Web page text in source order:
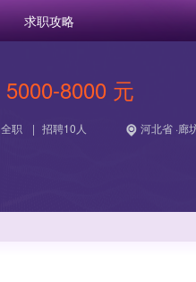
求职攻略
5000-8000 元
全职 | 招聘10人 河北省 ·廊